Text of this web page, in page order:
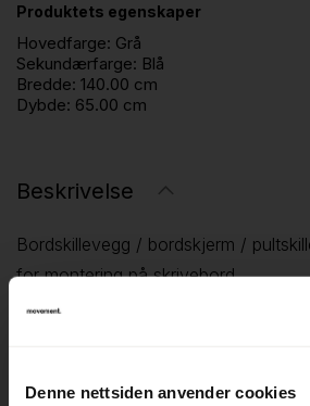
Denne nettsiden anvender cookies
Produktets egenskaper
Hovedfarge: Grå
Sekundærfarge: Blå
Bredde: 140.00 cm
Dybde: 65.00 cm
Beskrivelse
Bordskillevegg / bordskjerm /
for montering på skrivebord.
For avskjerming av den enkelte
Produsent: Glimåkra